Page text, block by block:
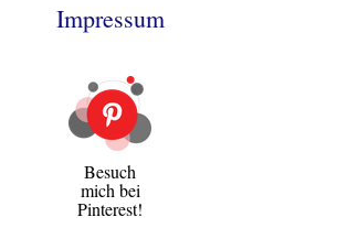
Impressum
Besuch
mich bei
Pinterest!